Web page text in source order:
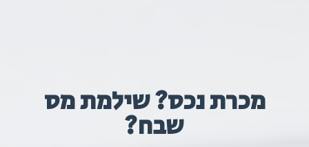
מכרת נכס? שילמת מס
שבח?